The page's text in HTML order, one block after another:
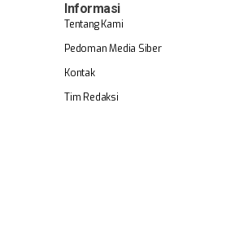
Informasi
Tentang Kami
Pedoman Media Siber
Kontak
Tim Redaksi